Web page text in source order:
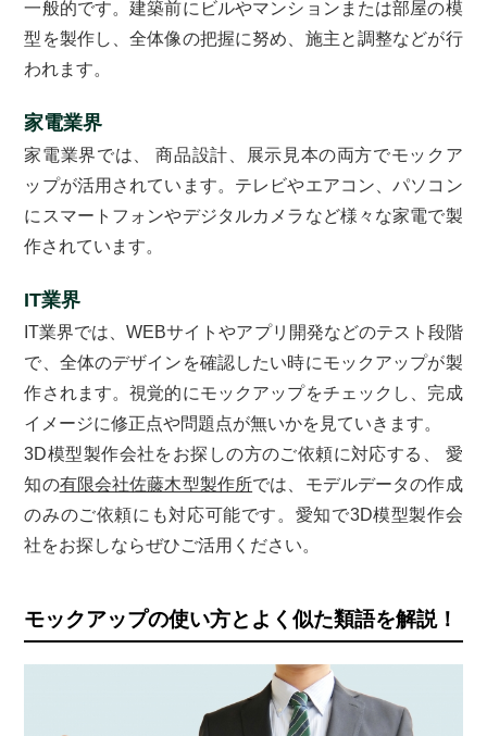
一般的です。建築前にビルやマンションまたは部屋の模
型を製作し、全体像の把握に努め、施主と調整などが行
われます。
家電業界
家電業界では、 商品設計、展示見本の両方でモックア
ップが活用されています。テレビやエアコン、パソコン
にスマートフォンやデジタルカメラなど様々な家電で製
作されています。
IT業界
IT業界では、WEBサイトやアプリ開発などのテスト段階
で、全体のデザインを確認したい時にモックアップが製
作されます。視覚的にモックアップをチェックし、完成
イメージに修正点や問題点が無いかを見ていきます。
3D模型製作会社をお探しの方のご依頼に対応する、 愛
知の有限会社佐藤木型製作所では、モデルデータの作成
のみのご依頼にも対応可能です。愛知で3D模型製作会
社をお探しならぜひご活用ください。
モックアップの使い方とよく似た類語を解説！